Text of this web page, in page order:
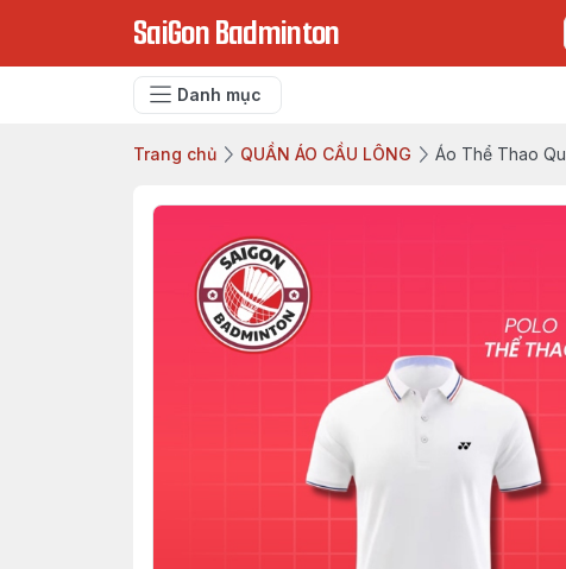
SaiGon Badminton
Danh mục
Trang chủ QUẦN ÁO CẦU LÔNG Áo Thể Thao